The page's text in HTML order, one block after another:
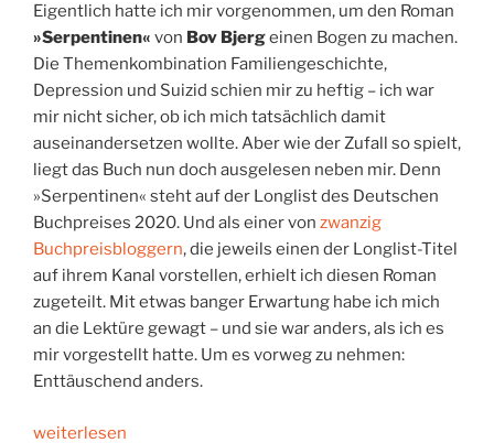
Eigentlich hatte ich mir vorgenommen, um den Roman
»Serpentinen« von Bov Bjergeinen Bogen zu machen.
Die Themenkombination Familiengeschichte,
Depression und Suizid schien mir zu heftig – ich war
mir nicht sicher, ob ich mich tatsächlich damit
auseinandersetzen wollte. Aber wie der Zufall so spielt,
liegt das Buch nun doch ausgelesen neben mir. Denn
»Serpentinen« steht auf der Longlist des Deutschen
Buchpreises 2020. Und als einer von zwanzig
Buchpreisbloggern, die jeweils einen der Longlist-Titel
auf ihrem Kanal vorstellen, erhielt ich diesen Roman
zugeteilt. Mit etwas banger Erwartung habe ich mich
an die Lektüre gewagt – und sie war anders, als ich es
mir vorgestellt hatte. Um es vorweg zu nehmen:
Enttäuschend anders.
„Schwarzer
weiterlesen